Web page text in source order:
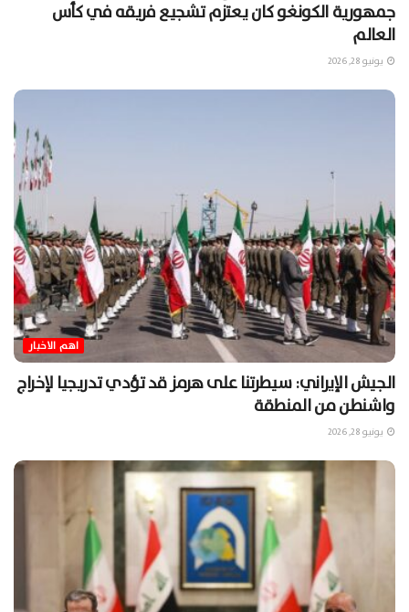
جمهورية الكونغو كان يعتزم تشجيع فريقه في كأس
العالم
يونيو 28, 2026
اهم الاخبار
الجيش الإيراني: سيطرتنا على هرمز قد تؤدي تدريجيا لإخراج
واشنطن من المنطقة
يونيو 28, 2026